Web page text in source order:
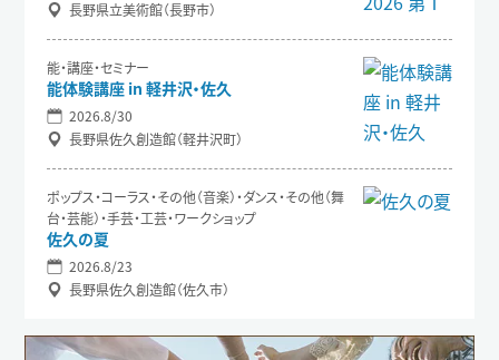
長野県立美術館（長野市）
能・講座・セミナー
能体験講座 in 軽井沢・佐久
2026.8/30
長野県佐久創造館（軽井沢町）
ポップス・コーラス・その他（音楽）・ダンス・その他（舞
台・芸能）・手芸・工芸・ワークショップ
佐久の夏
2026.8/23
長野県佐久創造館（佐久市）